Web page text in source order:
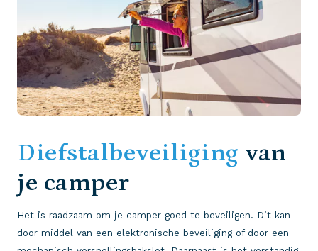
Diefstalbeveiliging van
je camper
Het is raadzaam om je camper goed te beveiligen. Dit kan
door middel van een elektronische beveiliging of door een